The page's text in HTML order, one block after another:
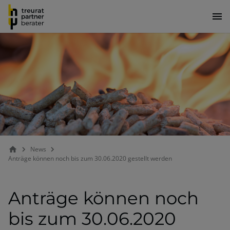
News
Anträge können noch bis zum 30.06.2020 gestellt werden
Anträge können noch
bis zum 30.06.2020